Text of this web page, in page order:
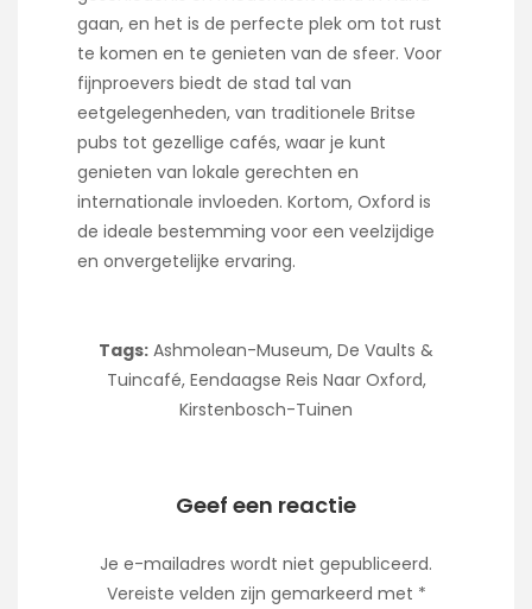
gaan, en het is de perfecte plek om tot rust
te komen en te genieten van de sfeer. Voor
fijnproevers biedt de stad tal van
eetgelegenheden, van traditionele Britse
pubs tot gezellige cafés, waar je kunt
genieten van lokale gerechten en
internationale invloeden. Kortom, Oxford is
de ideale bestemming voor een veelzijdige
en onvergetelijke ervaring.
Tags: Ashmolean-Museum, De Vaults &
Tuincafé, Eendaagse Reis Naar Oxford,
Kirstenbosch-Tuinen
Geef een reactie
Je e-mailadres wordt niet gepubliceerd.
Vereiste velden zijn gemarkeerd met *